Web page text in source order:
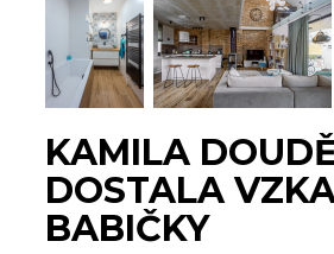
KAMILA
DOSTALA
BABIČKY